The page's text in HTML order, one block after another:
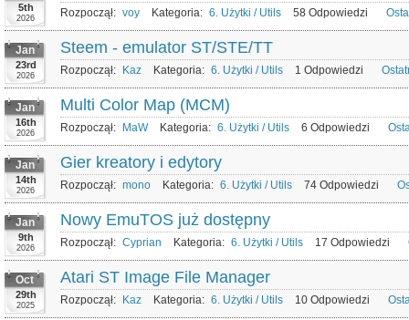
5th
2026 Rozpoczął: voy Kategoria: 6. Użytki / Utils 58 Odpowiedzi
Jan
23rd
2026
Steem - emulator ST/STE/TT
Rozpoczął: Kaz Kategoria: 6. Użytki / Utils 1 Odpowiedzi
Jan
16th
2026
Multi Color Map (MCM)
Rozpoczął: MaW Kategoria: 6. Użytki / Utils 6 Odpowiedzi
Jan
14th
2026
Gier kreatory i edytory
Rozpoczął: mono Kategoria: 6. Użytki / Utils 74 Odpowiedzi
Jan
9th
2026
Nowy EmuTOS już dostępny
Rozpoczął: Cyprian Kategoria: 6. Użytki / Utils 17 Odpowiedzi
Oct
29th
2025
Atari ST Image File Manager
Rozpoczął: Kaz Kategoria: 6. Użytki / Utils 10 Odpowiedzi